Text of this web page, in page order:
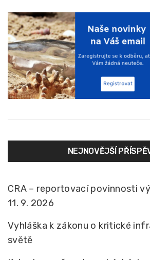
NEJNOVĚJŠÍ
CRA – reportovací povinnosti
11. 9. 2026
Vyhláška k zákonu o kritické
světě